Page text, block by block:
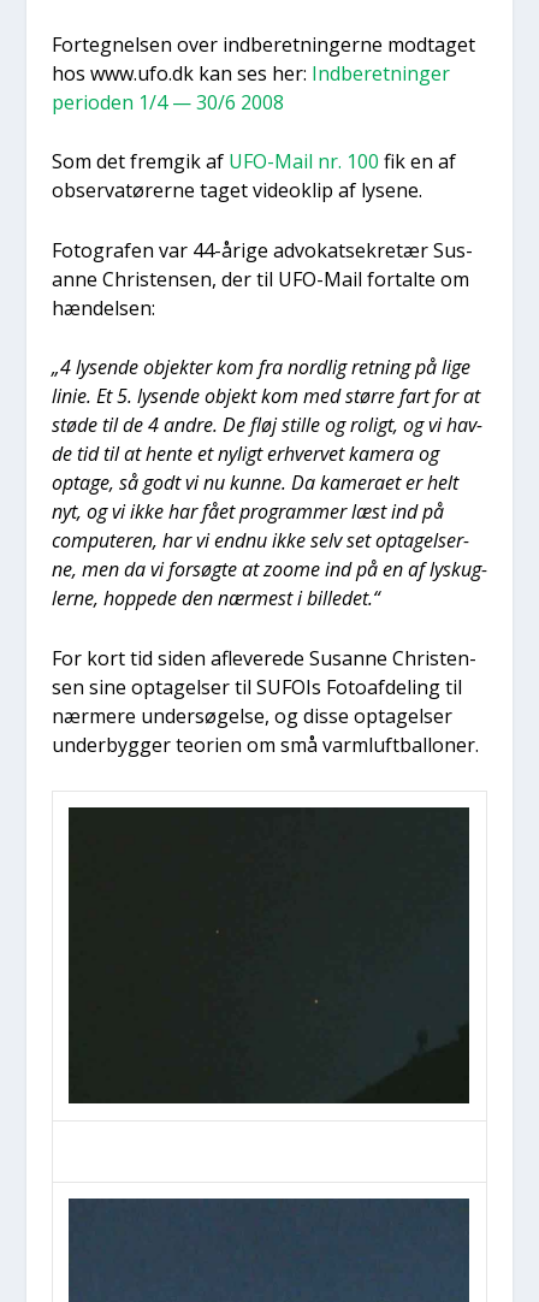
For­teg­nel­sen over ind­be­ret­nin­ger­ne mod­ta­get
hos www.ufo.dk kan ses her: Ind­be­ret­nin­ger
peri­o­den 1/4 — 30/6 2008
Som det frem­gik af UFO-Mail nr. 100 fik en af
obser­va­tø­rer­ne taget videoklip af lyse­ne.
Foto­gra­fen var 44-åri­ge advo­kat­se­kre­tær Sus­
an­ne Chri­sten­sen, der til UFO-Mail for­tal­te om
hæn­del­sen:
„4 lysen­de objek­ter kom fra nord­lig ret­ning på lige
linie. Et 5. lysen­de objekt kom med stør­re fart for at
stø­de til de 4 andre. De fløj stil­le og roligt, og vi hav­
de tid til at hen­te et nyligt erhver­vet kame­ra og
opta­ge, så godt vi nu kun­ne. Da kame­ra­et er helt
nyt, og vi ikke har fået pro­gram­mer læst ind på
com­pu­te­ren, har vi end­nu ikke selv set opta­gel­ser­
ne, men da vi for­søg­te at zoo­me ind på en af lyskug­
ler­ne, hop­pe­de den nær­mest i bil­le­det.“
For kort tid siden afle­ve­re­de Sus­an­ne Chri­sten­
sen sine opta­gel­ser til SUFOIs Foto­af­de­ling til
nær­me­re under­sø­gel­se, og dis­se opta­gel­ser
under­byg­ger teo­ri­en om små varm­luft­bal­lo­ner.